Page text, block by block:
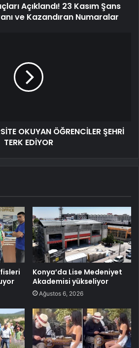
Açıklandı! 23 Kasım Şans
ve Kazandıran Numaralar
OKUYAN ÖĞRENCİLER ŞEHRİ
TERK EDİYOR
Konya’da Lise Medeniyet
Akademisi yükseliyor
Ağustos 6, 2026